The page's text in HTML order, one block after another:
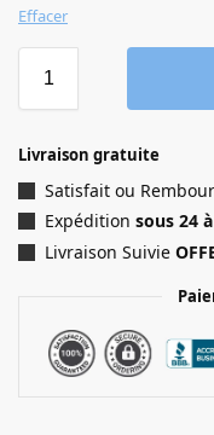
Effacer
Livraison gratuite
Satisfait ou
Expédition sous 24
Livraison Suivie